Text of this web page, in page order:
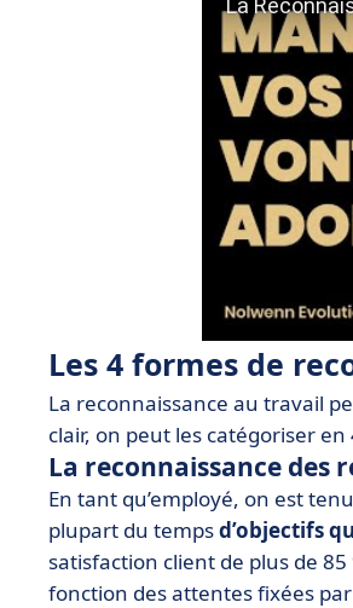
Les 4 formes de
La reconnaissance au travail
clair, on peut les catégoriser
La reconnaissance
En tant qu’employé, on est
plupart du tempsd’objectifs
satisfaction client de plus de
fonction des attentes fixées